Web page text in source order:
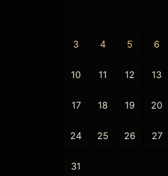
3 4 5 6
10 11 12 13
17 18 19 20
24 25 26 27
31